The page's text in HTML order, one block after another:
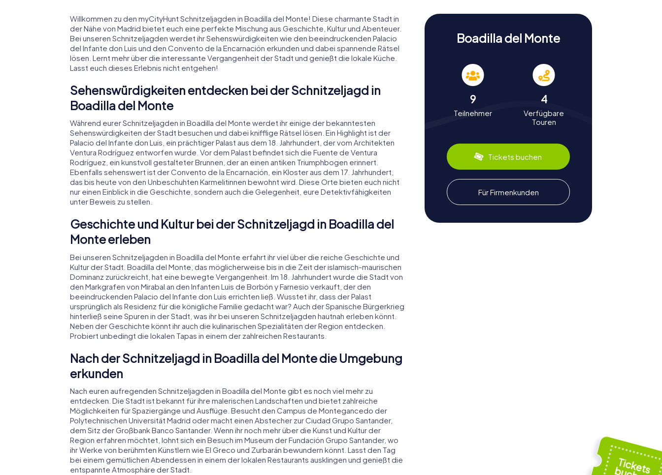
Willkommen zu den myCityHunt Schnitzeljagden in Boadilla del Monte! Diese charmante Stadt in
der Nähe von Madrid bietet euch eine perfekte Mischung aus Geschichte, Kultur und Abenteuer.
Bei unseren Schnitzeljagden werdet ihr Sehenswürdigkeiten wie den beeindruckenden Palacio
del Infante don Luis und den Convento de la Encarnación erkunden und dabei spannende Rätsel
lösen. Lernt mehr über die interessante Vergangenheit der Stadt und genießt die lokale Küche.
Lasst euch dieses Erlebnis nicht entgehen!
Sehenswürdigkeiten entdecken bei der Schnitzeljagd in
Boadilla del Monte
Während eurer Schnitzeljagden in Boadilla del Monte werdet ihr einige der bekanntesten
Sehenswürdigkeiten der Stadt besuchen und dabei knifflige Rätsel lösen. Ein Highlight ist der
Palacio del Infante don Luis, ein prächtiger Palast aus dem 18. Jahrhundert, der vom Architekten
Ventura Rodríguez entworfen wurde. Vor dem Palast befindet sich die Fuente de Ventura
Rodríguez, ein kunstvoll gestalteter Brunnen, der an einen antiken Triumphbogen erinnert.
Ebenfalls sehenswert ist der Convento de la Encarnación, ein Kloster aus dem 17. Jahrhundert,
das bis heute von den Unbeschuhten Karmelitinnen bewohnt wird. Diese Orte bieten euch nicht
nur einen Einblick in die Geschichte, sondern auch die Gelegenheit, eure Detektivfähigkeiten
unter Beweis zu stellen.
Geschichte und Kultur bei der Schnitzeljagd in Boadilla del
Monte erleben
Bei unseren Schnitzeljagden in Boadilla del Monte erfahrt ihr viel über die reiche Geschichte und
Kultur der Stadt. Boadilla del Monte, das möglicherweise bis in die Zeit der islamisch-maurischen
Dominanz zurückreicht, hat eine bewegte Vergangenheit. Im 18. Jahrhundert wurde die Stadt von
den Markgrafen von Mirabal an den Infanten Luis de Borbón y Farnesio verkauft, der den
beeindruckenden Palacio del Infante don Luis errichten ließ. Wusstet ihr, dass der Palast
ursprünglich als Residenz für die königliche Familie gedacht war? Auch der Spanische Bürgerkrieg
hinterließ seine Spuren in der Stadt, was ihr bei unseren Schnitzeljagden hautnah erleben könnt.
Neben der Geschichte könnt ihr auch die kulinarischen Spezialitäten der Region entdecken.
Probiert unbedingt die lokalen Tapas in einem der zahlreichen Restaurants.
Nach der Schnitzeljagd in Boadilla del Monte die Umgebung
erkunden
Nach euren aufregenden Schnitzeljagden in Boadilla del Monte gibt es noch viel mehr zu
entdecken. Die Stadt ist bekannt für ihre malerischen Landschaften und bietet zahlreiche
Möglichkeiten für Spaziergänge und Ausflüge. Besucht den Campus de Montegancedo der
Polytechnischen Universität Madrid oder macht einen Abstecher zur Ciudad Grupo Santander,
dem Sitz der Großbank Banco Santander. Wenn ihr noch mehr über die Kunst und Kultur der
Region erfahren möchtet, lohnt sich ein Besuch im Museum der Fundación Grupo Santander, wo
ihr Werke von berühmten Künstlern wie El Greco und Zurbarán bewundern könnt. Lasst den Tag
bei einem gemütlichen Abendessen in einem der lokalen Restaurants ausklingen und genießt die
entspannte Atmosphäre der Stadt.
Boadilla del Monte
9
Teilnehmer
4
Verfügbare
Touren
Tickets buchen
Für Firmenkunden